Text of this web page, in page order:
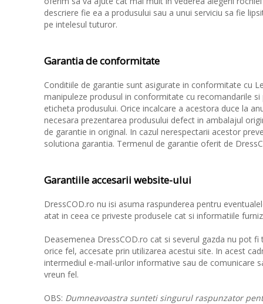
descriere fie ea a produsului sau a unui serviciu sa fie
pe intelesul tuturor.
Garantia de conformitate
Conditiile de garantie sunt asigurate in conformitate cu
manipuleze produsul in conformitate cu recomandarile
eticheta produsului. Orice incalcare a acestora duce la
necesara prezentarea produsului defect in ambalajul
de garantie in original. In cazul nerespectarii acestor
solutiona garantia. Termenul de garantie oferit de
Garantiile accesarii website-ului
DressCOD.ro nu isi asuma raspunderea pentru
atat in ceea ce priveste produsele cat si informatiile
Deasemenea DressCOD.ro cat si severul gazda nu pot
orice fel, accesate prin utilizarea acestui site. In acest
intermediul e-mail-urilor informative sau de comunicare
vreun fel.
OBS: Dumneavoastra sunteti singurul raspunzator